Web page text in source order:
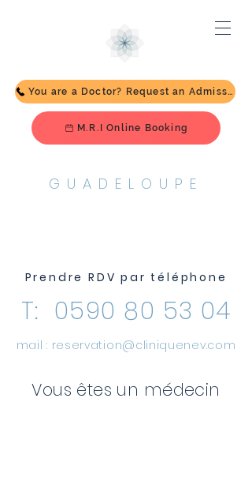
You are a Doctor? Request an Admission
M.R.I Online Booking
GUADELOUPE
Prendre RDV par téléphone
T: 0590 80 53 04
mail : reservation@cliniquenev.com
Vous êtes un médecin